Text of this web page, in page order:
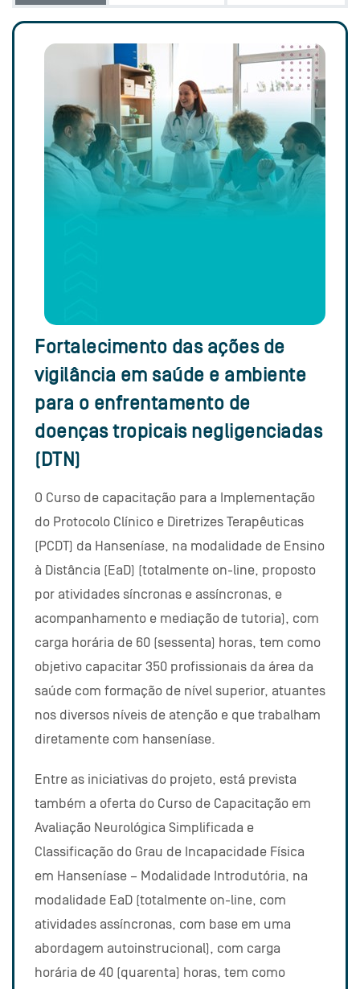
Fortalecimento das ações de
vigilância em saúde e ambiente
para o enfrentamento de
doenças tropicais negligenciadas
(DTN)
O Curso de capacitação para a Implementação
do Protocolo Clínico e Diretrizes Terapêuticas
(PCDT) da Hanseníase, na modalidade de Ensino
à Distância (EaD) (totalmente on-line, proposto
por atividades síncronas e assíncronas, e
acompanhamento e mediação de tutoria), com
carga horária de 60 (sessenta) horas, tem como
objetivo capacitar 350 profissionais da área da
saúde com formação de nível superior, atuantes
nos diversos níveis de atenção e que trabalham
diretamente com hanseníase.
Entre as iniciativas do projeto, está prevista
também a oferta do Curso de Capacitação em
Avaliação Neurológica Simplificada e
Classificação do Grau de Incapacidade Física
em Hanseníase – Modalidade Introdutória, na
modalidade EaD (totalmente on-line, com
atividades assíncronas, com base em uma
abordagem autoinstrucional), com carga
horária de 40 (quarenta) horas, tem como